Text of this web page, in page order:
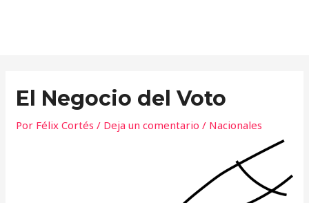
El Negocio del Voto
Por Félix Cortés/ Deja un comentario / Nacionales